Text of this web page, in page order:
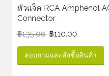
หัวแจ็ค RCA Amphenol
Connector
฿135.00 ฿110.00
สอบถามและสั่งซื้อสินค้า